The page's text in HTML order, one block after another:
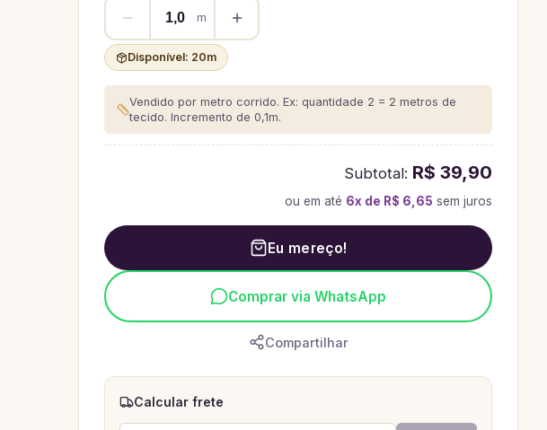
m
Disponível: 20m
Vendido por metro corrido. Ex: quantidade 2 = 2 metros de
tecido. Incremento de 0,1m.
Subtotal: R$ 39,90
ou em até 6x de R$ 6,65 sem juros
Eu mereço!
Comprar via WhatsApp
Compartilhar
Calcular frete